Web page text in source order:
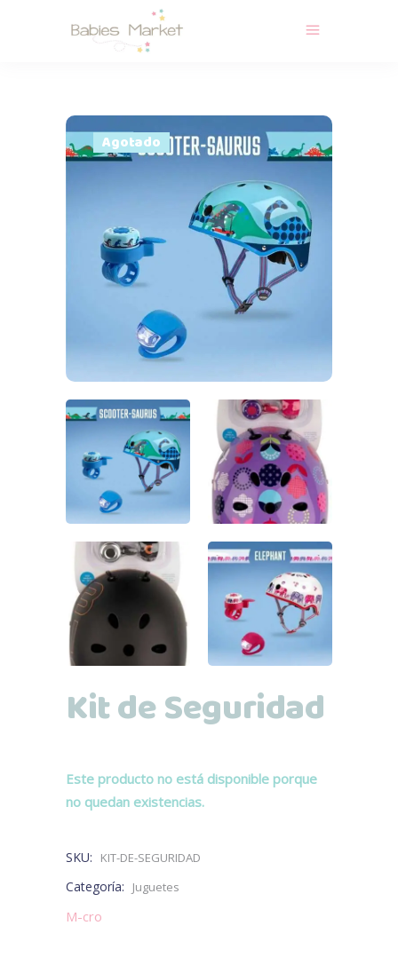
Agotado
Kit de Seguridad
Este producto no está disponible porque
no quedan existencias.
SKU: KIT-DE-SEGURIDAD
Categoría: Juguetes
M-cro